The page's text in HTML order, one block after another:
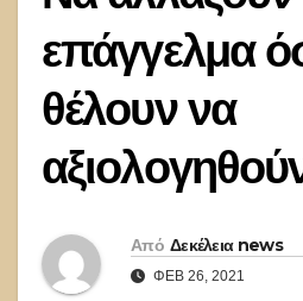
επάγγελμα
θέλουν να
Από Δεκέλεια news
ΦΕΒ 26, 2021